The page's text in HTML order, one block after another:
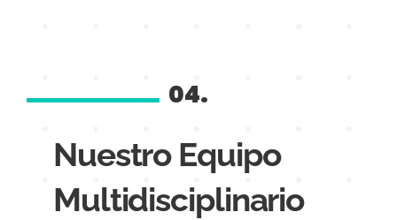
04.
Nuestro Equipo
Multidisciplinario